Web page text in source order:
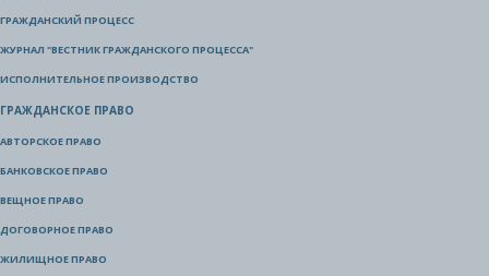
ГРАЖДАНСКИЙ ПРОЦЕСС
ЖУРНАЛ "ВЕСТНИК ГРАЖДАНСКОГО ПРОЦЕССА"
ИСПОЛНИТЕЛЬНОЕ ПРОИЗВОДСТВО
ГРАЖДАНСКОЕ ПРАВО
АВТОРСКОЕ ПРАВО
БАНКОВСКОЕ ПРАВО
ВЕЩНОЕ ПРАВО
ДОГОВОРНОЕ ПРАВО
ЖИЛИЩНОЕ ПРАВО